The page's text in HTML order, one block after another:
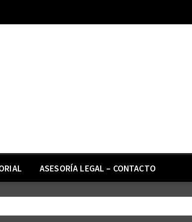
ASESORÍA LEGAL – CONTACTO